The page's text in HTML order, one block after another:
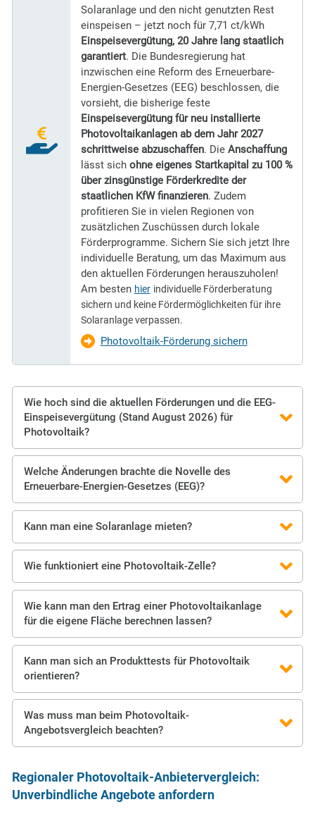
Solaranlage und den nicht genutzten Rest
einspeisen – jetzt noch für 7,71 ct/kWh
Einspeisevergütung, 20 Jahre lang staatlich
garantiert. Die Bundesregierung hat
inzwischen eine Reform des Erneuerbare-
Energien-Gesetzes (EEG) beschlossen, die
vorsieht, die bisherige feste
Einspeisevergütung für neu installierte
Photovoltaikanlagen ab dem Jahr 2027
schrittweise abzuschaffen. Die Anschaffung
lässt sich ohne eigenes Startkapital zu 100 %
über zinsgünstige Förderkredite der
staatlichen KfW finanzieren. Zudem
profitieren Sie in vielen Regionen von
zusätzlichen Zuschüssen durch lokale
Förderprogramme. Sichern Sie sich jetzt Ihre
individuelle Beratung, um das Maximum aus
den aktuellen Förderungen herauszuholen!
Am besten hier individuelle Förderberatung
sichern und keine Fördermöglichkeiten für ihre
Solaranlage verpassen.
Photovoltaik-Förderung sichern
Wie hoch sind die aktuellen Förderungen und die EEG-
Einspeisevergütung (Stand August 2026) für
Photovoltaik?
Welche Änderungen brachte die Novelle des
Erneuerbare-Energien-Gesetzes (EEG)?
Kann man eine Solaranlage mieten?
Wie funktioniert eine Photovoltaik-Zelle?
Wie kann man den Ertrag einer Photovoltaikanlage
für die eigene Fläche berechnen lassen?
Kann man sich an Produkttests für Photovoltaik
orientieren?
Was muss man beim Photovoltaik-
Angebotsvergleich beachten?
Regionaler Photovoltaik-Anbietervergleich:
Unverbindliche Angebote anfordern